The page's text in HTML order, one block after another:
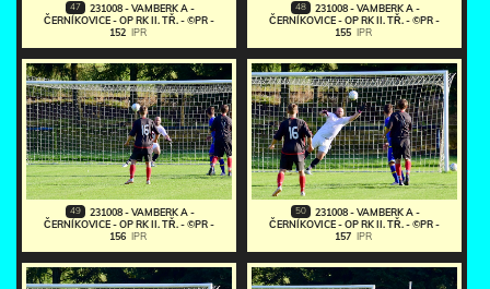
47
231008 - VAMBERK A -
ČERNÍKOVICE - OP RK II. TŘ. - ©PR -
152 IPR
48
231008 - VAMBERK A -
ČERNÍKOVICE - OP RK II. TŘ. - ©PR -
155 IPR
49
231008 - VAMBERK A -
ČERNÍKOVICE - OP RK II. TŘ. - ©PR -
156 IPR
50
231008 - VAMBERK A -
ČERNÍKOVICE - OP RK II. TŘ. - ©PR -
157 IPR